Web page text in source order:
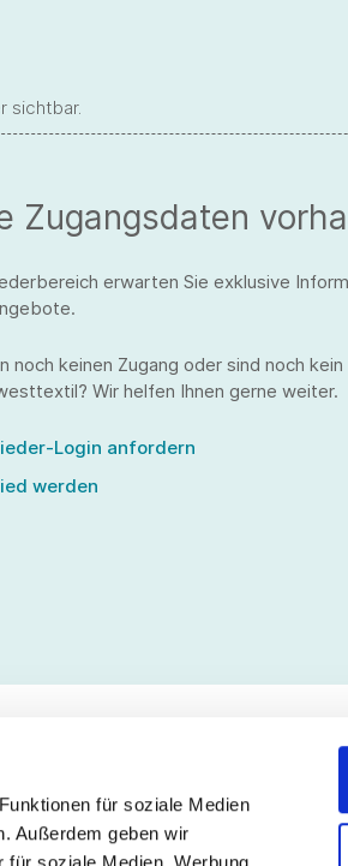
für soziale Medien
Außerdem geben wir
sichtbar.
Zugangsdaten
erwarten Sie exklusive
noch keinen Zugang oder sind noch
Wir helfen Ihnen gerne weiter.
Login anfordern
werden
Folgen Sie uns